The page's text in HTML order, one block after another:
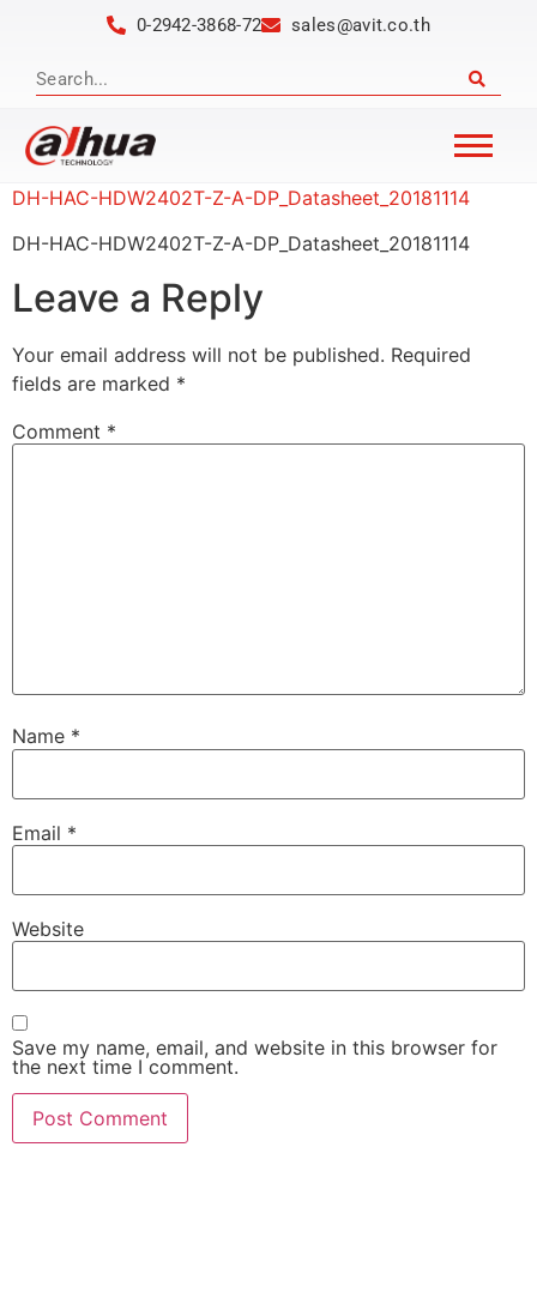
0-2942-3868-72 sales@avit.co.th
DH-HAC-HDW2402T-Z-A-DP_Datasheet_20181114
DH-HAC-HDW2402T-Z-A-DP_Datasheet_20181114
Leave a Reply
Your email address will not be published. Required
fields are marked *
Comment *
Name *
Email *
Website
Save my name, email, and website in this browser for
the next time I comment.